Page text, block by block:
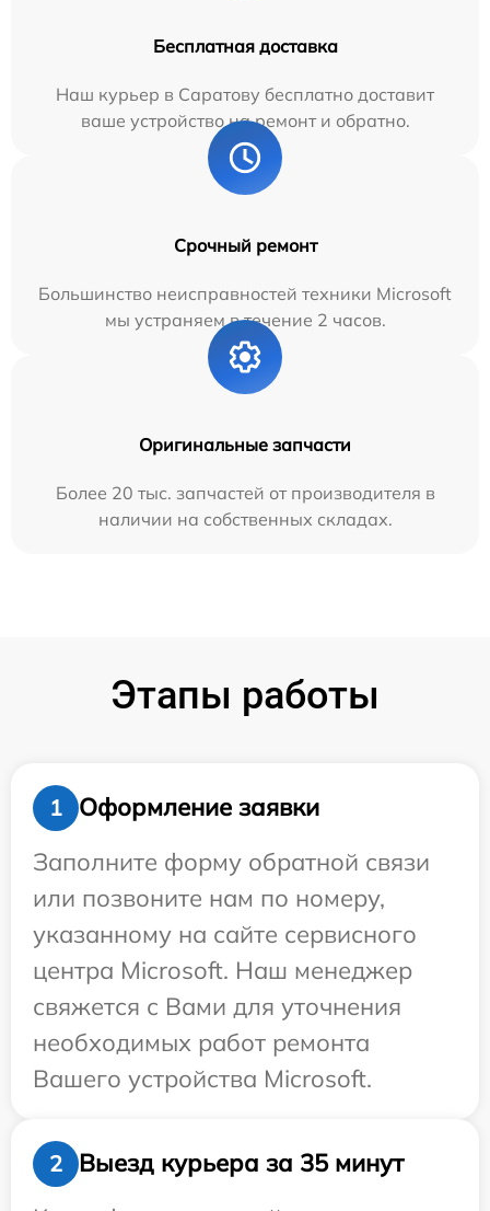
Бесплатная доставка
Наш курьер в Саратову бесплатно доставит
ваше устройство на ремонт и обратно.
Срочный ремонт
Большинство неисправностей техники Microsoft
мы устраняем в течение 2 часов.
Оригинальные запчасти
Более 20 тыс. запчастей от производителя в
наличии на собственных складах.
Этапы работы
1
Оформление заявки
Заполните форму обратной связи
или позвоните нам по номеру,
указанному на сайте сервисного
центра Microsoft. Наш менеджер
свяжется с Вами для уточнения
необходимых работ ремонта
Вашего устройства Microsoft.
2
Выезд курьера за 35 минут